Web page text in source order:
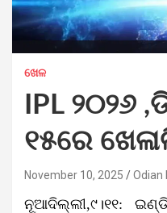
ଖେଳ
IPL ୨୦୨୬
୧୫ରେ
November 10, 2025 Odian
ନୂଆଦିଲ୍ଲୀ,୯।୧୧: